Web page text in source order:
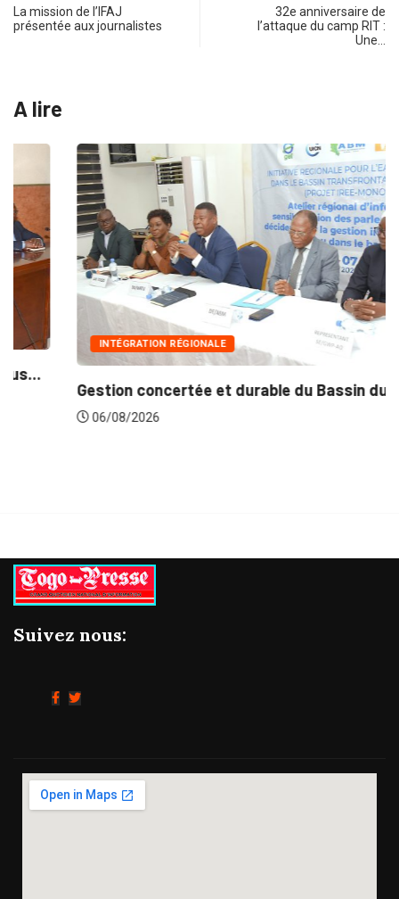
La mission de l’IFAJ
présentée aux journalistes
32e anniversaire de
l’attaque du camp RIT :
Une…
A lire
INTÉGRATION RÉGIONALE
Gestion concertée et durable du Bassin du...
06/08/2026
Suivez nous: